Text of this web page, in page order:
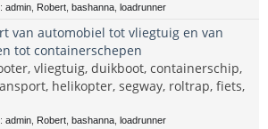
admin Robert bashanna loadrunner
van automobiel tot vliegtuig en van
tot containerschepen
vliegtuig, duikboot, containerschip,
helikopter, segway, roltrap, fiets,
admin Robert bashanna loadrunner